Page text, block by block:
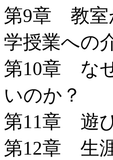
第9章 教室
学授業への
第10章 な
いのか？
第11章 遊
第12章 生